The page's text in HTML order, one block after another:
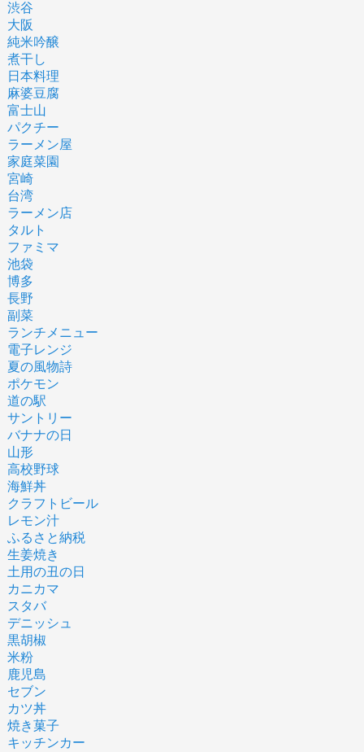
渋谷
大阪
純米吟醸
煮干し
日本料理
麻婆豆腐
富士山
パクチー
ラーメン屋
家庭菜園
宮崎
台湾
ラーメン店
タルト
ファミマ
池袋
博多
長野
副菜
ランチメニュー
電子レンジ
夏の風物詩
ポケモン
道の駅
サントリー
バナナの日
山形
高校野球
海鮮丼
クラフトビール
レモン汁
ふるさと納税
生姜焼き
土用の丑の日
カニカマ
スタバ
デニッシュ
黒胡椒
米粉
鹿児島
セブン
カツ丼
焼き菓子
キッチンカー